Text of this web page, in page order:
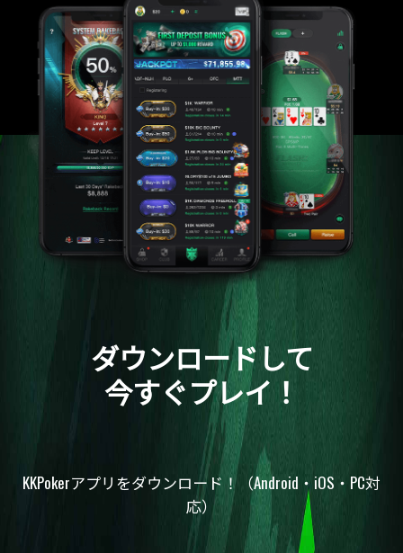
ダウンロードして
今すぐプレイ！
KKPokerアプリをダウンロード！（Android・iOS・PC対
応）